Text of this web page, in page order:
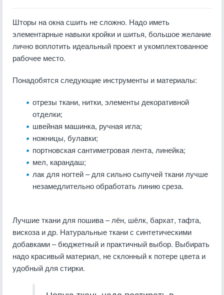
Шторы на окна сшить не сложно. Надо иметь
элементарные навыки кройки и шитья, большое желание
лично воплотить идеальный проект и укомплектованное
рабочее место.
Понадобятся следующие инструменты и материалы:
отрезы ткани, нитки, элементы декоративной
отделки;
швейная машинка, ручная игла;
ножницы, булавки;
портновская сантиметровая лента, линейка;
мел, карандаш;
лак для ногтей – для сильно сыпучей ткани лучше
незамедлительно обработать линию среза.
Лучшие ткани для пошива – лён, шёлк, бархат, тафта,
вискоза и др. Натуральные ткани с синтетическими
добавками – бюджетный и практичный выбор. Выбирать
надо красивый материал, не склонный к потере цвета и
удобный для стирки.